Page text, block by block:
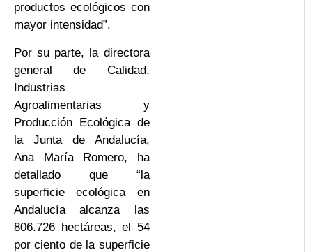
productos ecológicos con
mayor intensidad”.
Por su parte, la directora
general de Calidad,
Industrias
Agroalimentarias y
Producción Ecológica de
la Junta de Andalucía,
Ana María Romero, ha
detallado que “la
superficie ecológica en
Andalucía alcanza las
806.726 hectáreas, el 54
por ciento de la superficie